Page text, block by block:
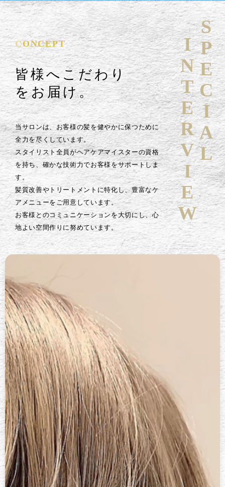
CONCEPT
皆様へこだわり
をお届け。
当サロンは、お客様の髪を健やかに保つために
全力を尽くしています。
スタイリスト全員がヘアケアマイスターの資格
を持ち、確かな技術力でお客様をサポートしま
す。
髪質改善やトリートメントに特化し、豊富なケ
アメニューをご用意しています。
お客様とのコミュニケーションを大切にし、心
地よい空間作りに努めています。
SPECIAL
INTERVIEW